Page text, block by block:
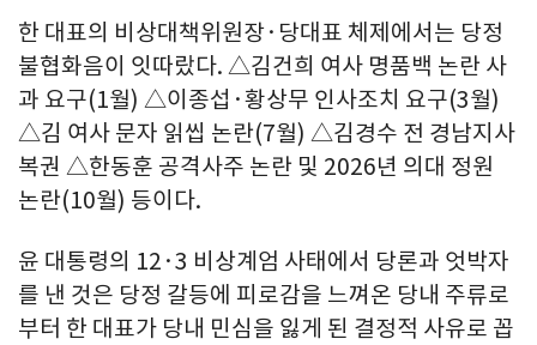
한 대표의 비상대책위원장·당대표 체제에서는 당정
불협화음이 잇따랐다. △김건희 여사 명품백 논란 사
과 요구(1월) △이종섭·황상무 인사조치 요구(3월)
△김 여사 문자 읽씹 논란(7월) △김경수 전 경남지사
복권 △한동훈 공격사주 논란 및 2026년 의대 정원
논란(10월) 등이다.
윤 대통령의 12·3 비상계엄 사태에서 당론과 엇박자
를 낸 것은 당정 갈등에 피로감을 느껴온 당내 주류로
부터 한 대표가 당내 민심을 잃게 된 결정적 사유로 꼽